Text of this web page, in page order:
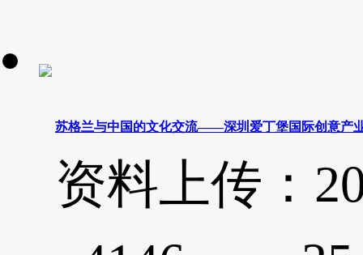
苏格兰与中国的文化交流——深圳爱丁堡国际创意产
资料上传：